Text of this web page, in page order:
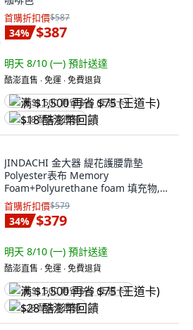
首購折扣價$587
34% $387
明天 8/10 (一) 預計送達
酷澎直售 ∙ 免運 ∙ 免費退貨
满 $1,500 再省 $75 (王道卡)
$18 酷澎幣回饋
JINDACHI 金大器 緹花護腰靠墊
Polyester表布 Memory
Foam+Polyurethane foam 填充物,
香檳金
首購折扣價$579
34% $379
明天 8/10 (一) 預計送達
酷澎直售 ∙ 免運 ∙ 免費退貨
满 $1,500 再省 $75 (王道卡)
$28 酷澎幣回饋